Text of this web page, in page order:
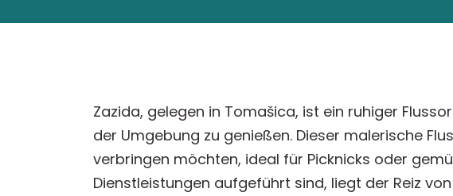
Zazida, gelegen in Tomašica, ist ein ruhiger
der Umgebung zu genießen. Dieser malerische
verbringen möchten, ideal für Picknicks oder
Dienstleistungen aufgeführt sind, liegt der Reiz